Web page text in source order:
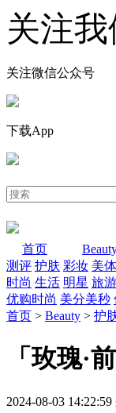
关注我
关注微信公众号
下载App
首页
测评 护肤 彩妆 美体
时尚 生活 明星 旅游
优购时尚 美分美秒
首页 > Beauty > 护
「玫瑰·
2024-08-03